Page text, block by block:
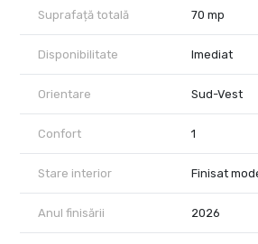
Suprafață totală 70 mp
Disponibilitate Imediat
Orientare Sud-Vest
Confort 1
Stare interior Finisat
Anul finisării 2026